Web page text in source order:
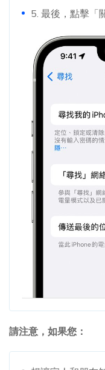
5. 最後，點擊「
請注意，如果您：